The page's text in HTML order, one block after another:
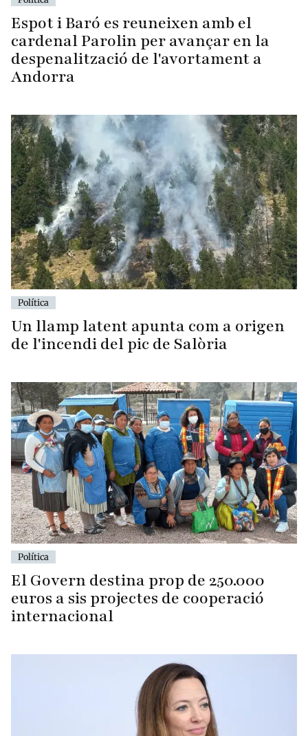
Espot i Baró es reuneixen amb el
cardenal Parolin per avançar en la
despenalització de l'avortament a
Andorra
Política
Un llamp latent apunta com a origen
de l'incendi del pic de Salòria
Política
El Govern destina prop de 250.000
euros a sis projectes de cooperació
internacional